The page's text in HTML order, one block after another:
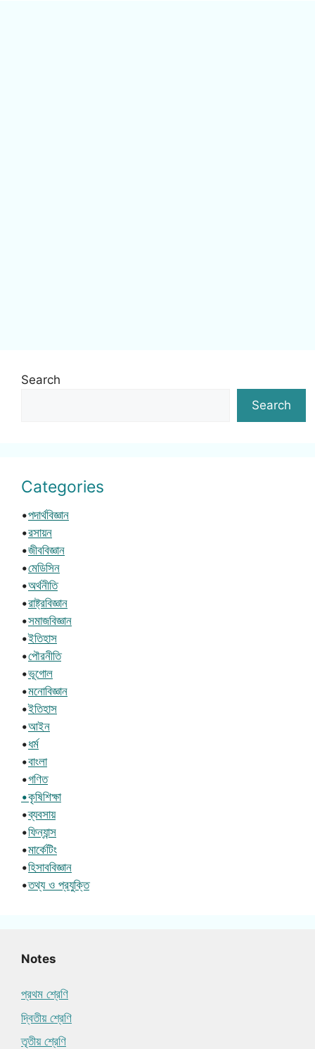
Search
Search
Categories
•পদার্থবিজ্ঞান
•রসায়ন
•জীববিজ্ঞান
•মেডিসিন
•অর্থনীতি
•রাষ্ট্রবিজ্ঞান
•সমাজবিজ্ঞান
•ইতিহাস
•পৌরনীতি
•ভূগোল
•মনোবিজ্ঞান
•ইতিহাস
•আইন
•ধর্ম
•বাংলা
•গণিত
•কৃষিশিক্ষা
•ব্যবসায়
•ফিন্যান্স
•মার্কেটিং
•হিসাববিজ্ঞান
•তথ্য ও প্রযুক্তি
Notes
প্রথম শ্রেণি
দ্বিতীয় শ্রেণি
তৃতীয় শ্রেণি